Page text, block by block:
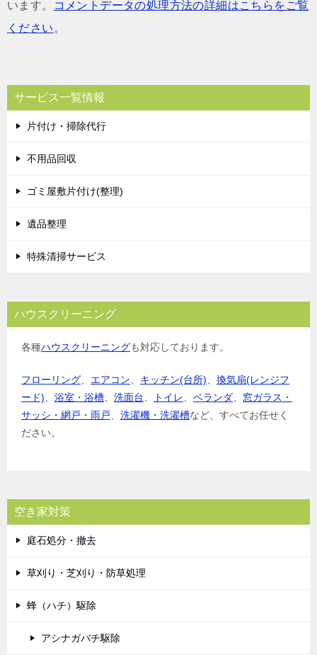
います。
コメントデータの処理方法の詳細はこちらをご覧
ください 。
サービス一覧情報
片付け・掃除代行
不用品回収
ゴミ屋敷片付け(整理)
遺品整理
特殊清掃サービス
ハウスクリーニング
各種ハウスクリーニングも対応しております。
フローリング エアコン キッチン(台所)
換気扇(レンジフ
ード)
浴室・浴槽 洗面台 トイレ ベランダ
窓ガラス・
サッシ・網戸・雨戸
洗濯機・洗濯槽など、すべてお任せく
ださい。
空き家対策
庭石処分・撤去
草刈り・芝刈り・防草処理
蜂（ハチ）駆除
アシナガバチ駆除